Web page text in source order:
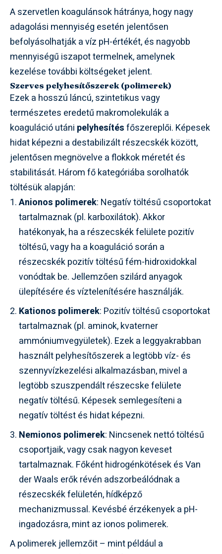
A szervetlen koagulánsok hátránya, hogy nagy
adagolási mennyiség esetén jelentősen
befolyásolhatják a víz pH-értékét, és nagyobb
mennyiségű iszapot termelnek, amelynek
kezelése további költségeket jelent.
Szerves pelyhesítőszerek (polimerek)
Ezek a hosszú láncú, szintetikus vagy
természetes eredetű makromolekulák a
koaguláció utáni pelyhesítésfőszereplői. Képesek
hidat képezni a destabilizált részecskék között,
jelentősen megnövelve a flokkok méretét és
stabilitását. Három fő kategóriába sorolhatók
töltésük alapján:
Anionos polimerek: Negatív töltésű csoportokat
tartalmaznak (pl. karboxilátok). Akkor
hatékonyak, ha a részecskék felülete pozitív
töltésű, vagy ha a koaguláció során a
részecskék pozitív töltésű fém-hidroxidokkal
vonódtak be. Jellemzően szilárd anyagok
ülepítésére és víztelenítésére használják.
Kationos polimerek: Pozitív töltésű csoportokat
tartalmaznak (pl. aminok, kvaterner
ammóniumvegyületek). Ezek a leggyakrabban
használt pelyhesítőszerek a legtöbb víz- és
szennyvízkezelési alkalmazásban, mivel a
legtöbb szuszpendált részecske felülete
negatív töltésű. Képesek semlegesíteni a
negatív töltést és hidat képezni.
Nemionos polimerek: Nincsenek nettó töltésű
csoportjaik, vagy csak nagyon keveset
tartalmaznak. Főként hidrogénkötések és Van
der Waals erők révén adszorbeálódnak a
részecskék felületén, hídképző
mechanizmussal. Kevésbé érzékenyek a pH-
ingadozásra, mint az ionos polimerek.
A polimerek jellemzőit – mint például a